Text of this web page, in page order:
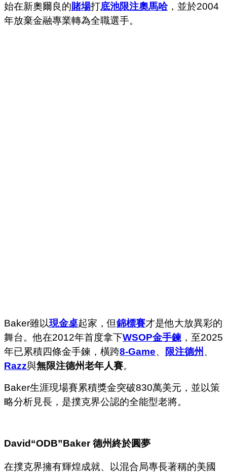
始在新奧爾良的賭場打底池限注奧馬哈，並於2004
年放棄金融專業轉為全職選手。
Baker雖以現金桌起家，但錦標賽才是他大放異彩的
舞台。他在2012年首度拿下WSOP金手鍊 ，至2025
年已累積四條金手鍊，橫跨8-Game、 限注德州 、
Razz與無限注德州老年人賽。
Baker生涯現場賽累積獎金突破830萬美元，並以策
略分析見長，是撲克界公認的全能型老將。
David “ODB”Baker德州終於圓夢
在撲克界擁有輝煌成就、以混合局專長著稱的美國